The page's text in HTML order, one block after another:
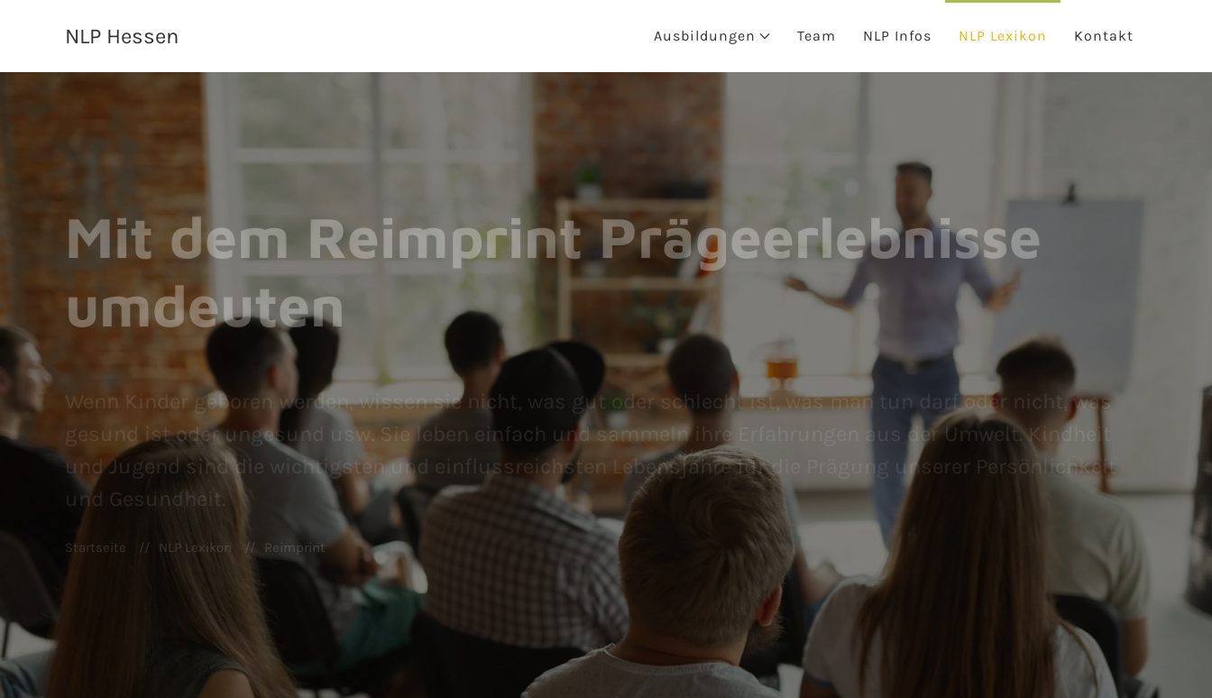
NLP Hessen Ausbildungen Team NLP Infos NLP Lexikon Kontakt
Mit dem Reimprint Prägeerlebnisse
umdeuten
Wenn Kinder geboren werden, wissen sie nicht, was gut oder schlecht ist, was man tun darf oder nicht, was
gesund ist oder ungesund usw. Sie leben einfach und sammeln ihre Erfahrungen aus der Umwelt. Kindheit
und Jugend sind die wichtigsten und einflussreichsten Lebensjahre für die Prägung unserer Persönlichkeit
und Gesundheit.
Startseite NLP Lexikon Reimprint